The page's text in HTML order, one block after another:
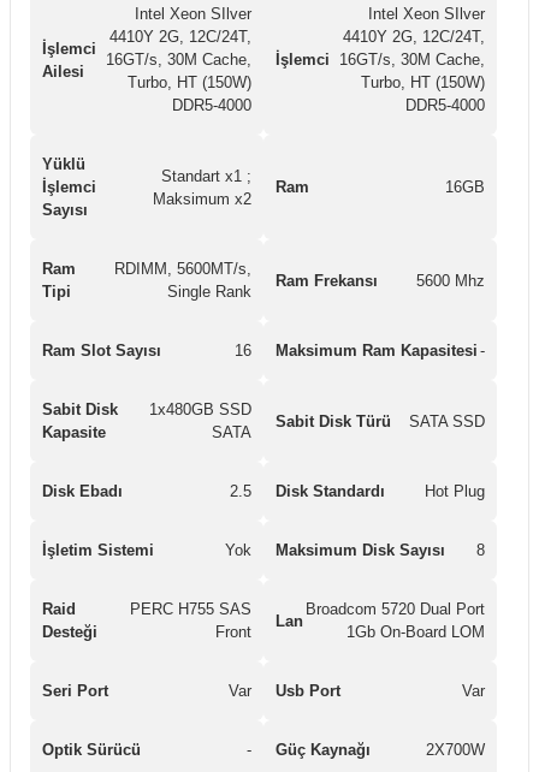
İşlemci
Ailesi
Intel Xeon SIlver
4410Y 2G, 12C/24T,
16GT/s, 30M Cache,
Turbo, HT (150W)
DDR5-4000
İşlemci
Intel Xeon SIlver
4410Y 2G, 12C/24T,
16GT/s, 30M Cache,
Turbo, HT (150W)
DDR5-4000
Yüklü
İşlemci
Sayısı
Standart x1 ;
Maksimum x2
Ram 16GB
Ram
Tipi
RDIMM, 5600MT/s,
Single Rank
Ram Frekansı 5600 Mhz
Ram Slot Sayısı 16 Maksimum Ram Kapasitesi -
Sabit Disk
Kapasite
1x480GB SSD
SATA
Sabit Disk Türü SATA SSD
Disk Ebadı 2.5 Disk Standardı Hot Plug
İşletim Sistemi Yok Maksimum Disk Sayısı 8
Raid
Desteği
PERC H755 SAS
Front
Lan
Broadcom 5720 Dual Port
1Gb On-Board LOM
Seri Port Var Usb Port Var
Optik Sürücü - Güç Kaynağı 2X700W